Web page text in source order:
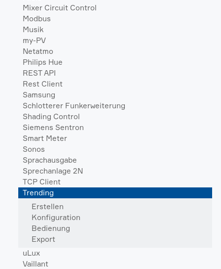
Mixer Circuit Control
Modbus
Musik
my-PV
Netatmo
Philips Hue
REST API
Rest Client
Samsung
Schlotterer Funkerweiterung
Shading Control
Siemens Sentron
Smart Meter
Sonos
Sprachausgabe
Sprechanlage 2N
TCP Client
Trending
Erstellen
Konfiguration
Bedienung
Export
uLux
Vaillant